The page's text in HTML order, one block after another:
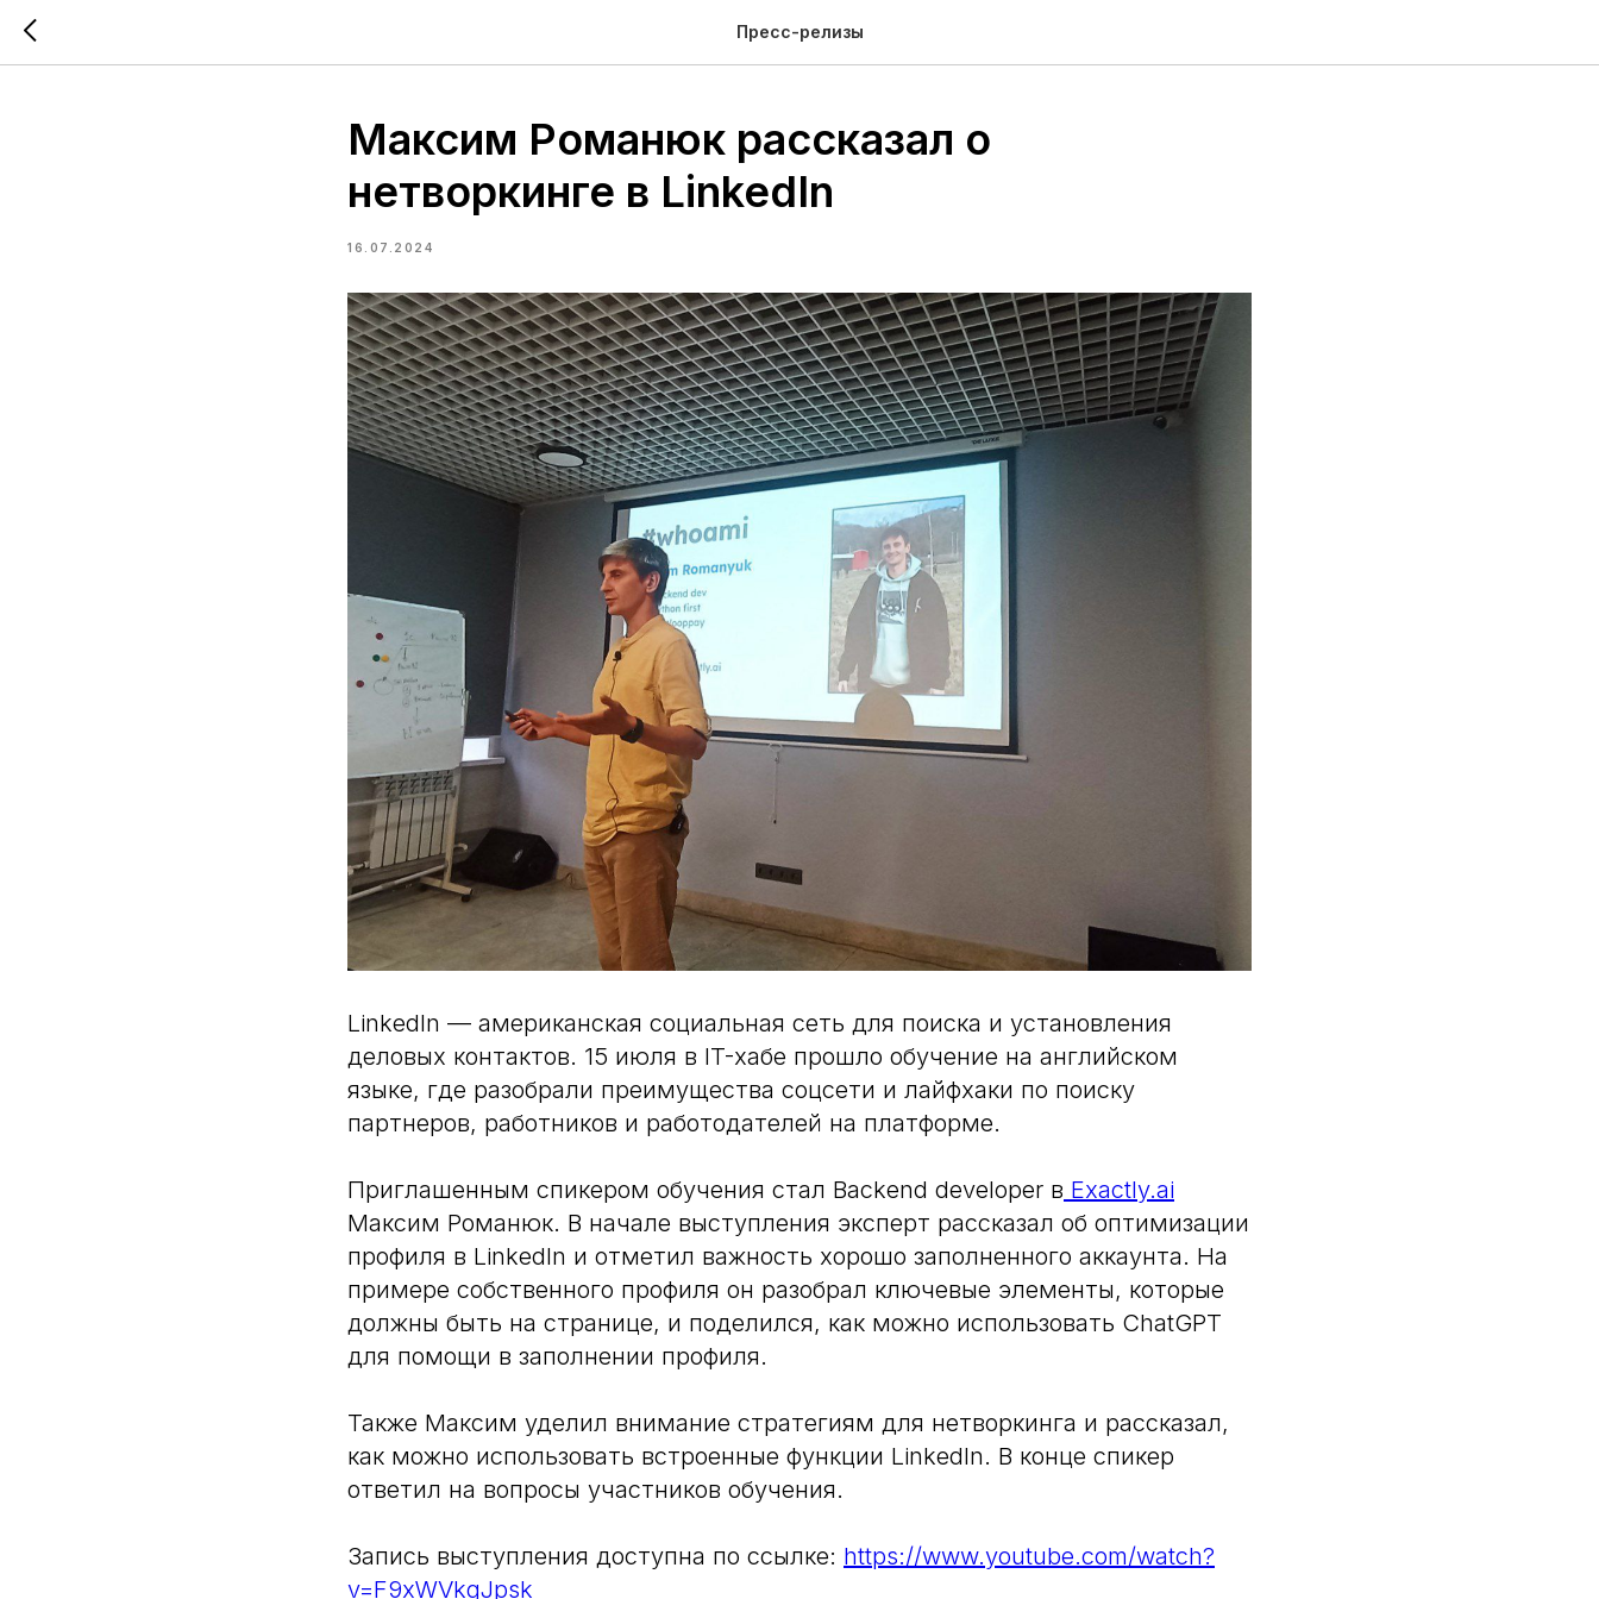
Пресс-релизы
Максим Романюк рассказал о
нетворкинге в LinkedIn
16.07.2024
LinkedIn — американская социальная сеть для поиска и установления
деловых контактов. 15 июля в IT-хабе прошло обучение на английском
языке, где разобрали преимущества соцсети и лайфхаки по поиску
партнеров, работников и работодателей на платформе.
Приглашенным спикером обучения стал Backend developer в Exactly.ai
Максим Романюк. В начале выступления эксперт рассказал об оптимизации
профиля в LinkedIn и отметил важность хорошо заполненного аккаунта. На
примере собственного профиля он разобрал ключевые элементы, которые
должны быть на странице, и поделился, как можно использовать ChatGPT
для помощи в заполнении профиля.
Также Максим уделил внимание стратегиям для нетворкинга и рассказал,
как можно использовать встроенные функции LinkedIn. В конце спикер
ответил на вопросы участников обучения.
Запись выступления доступна по ссылке: https://www.youtube.com/watch?
v=F9xWVkgJpsk